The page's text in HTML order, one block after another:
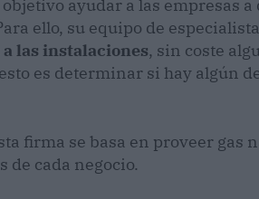
ayudar a las empresas
ello, su equipo de
las instalaciones, sin coste
es determinar si hay algún
firma se basa en proveer gas
de cada negocio.